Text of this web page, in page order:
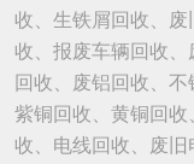
收、生铁屑回收、
收、报废车辆回收
回收、废铝回收、不
紫铜回收、黄铜回收
收、电线回收、废